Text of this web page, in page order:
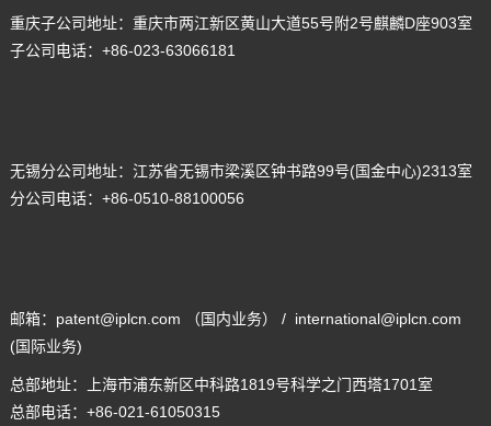
重庆子公司地址：重庆市两江新区黄山大道55号附2号麒麟D座903室
子公司电话：+86-023-63066181
无锡分公司地址： 江苏省无锡市梁溪区钟书路99号(国金中心)2313室
分公司电话： +86-0510-88100056
邮箱：patent@iplcn.com （国内业务） / international@iplcn.com
(国际业务)
总部地址：
上海市浦东新区中科路1819号科学之门西塔1701室
总部电话： +86-021-61050315